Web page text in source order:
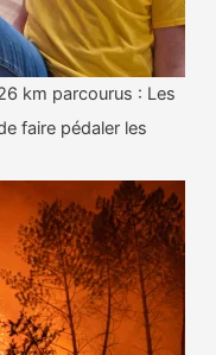
km parcourus : Les
faire pédaler les